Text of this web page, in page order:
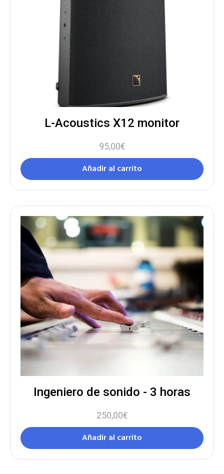
L-Acoustics X12 monitor
95,00€
Añadir al carrito
Ingeniero de sonido - 3 horas
250,00€
Añadir al carrito